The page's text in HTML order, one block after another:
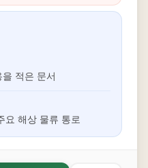
적은 문서
요 해상 물류 통로